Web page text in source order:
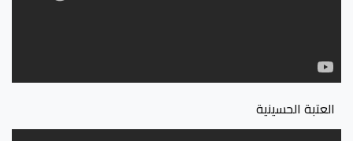
العتبة الحسينية